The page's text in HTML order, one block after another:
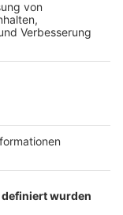
Geduld vieler
es zu keiner
Ende einen
droht,